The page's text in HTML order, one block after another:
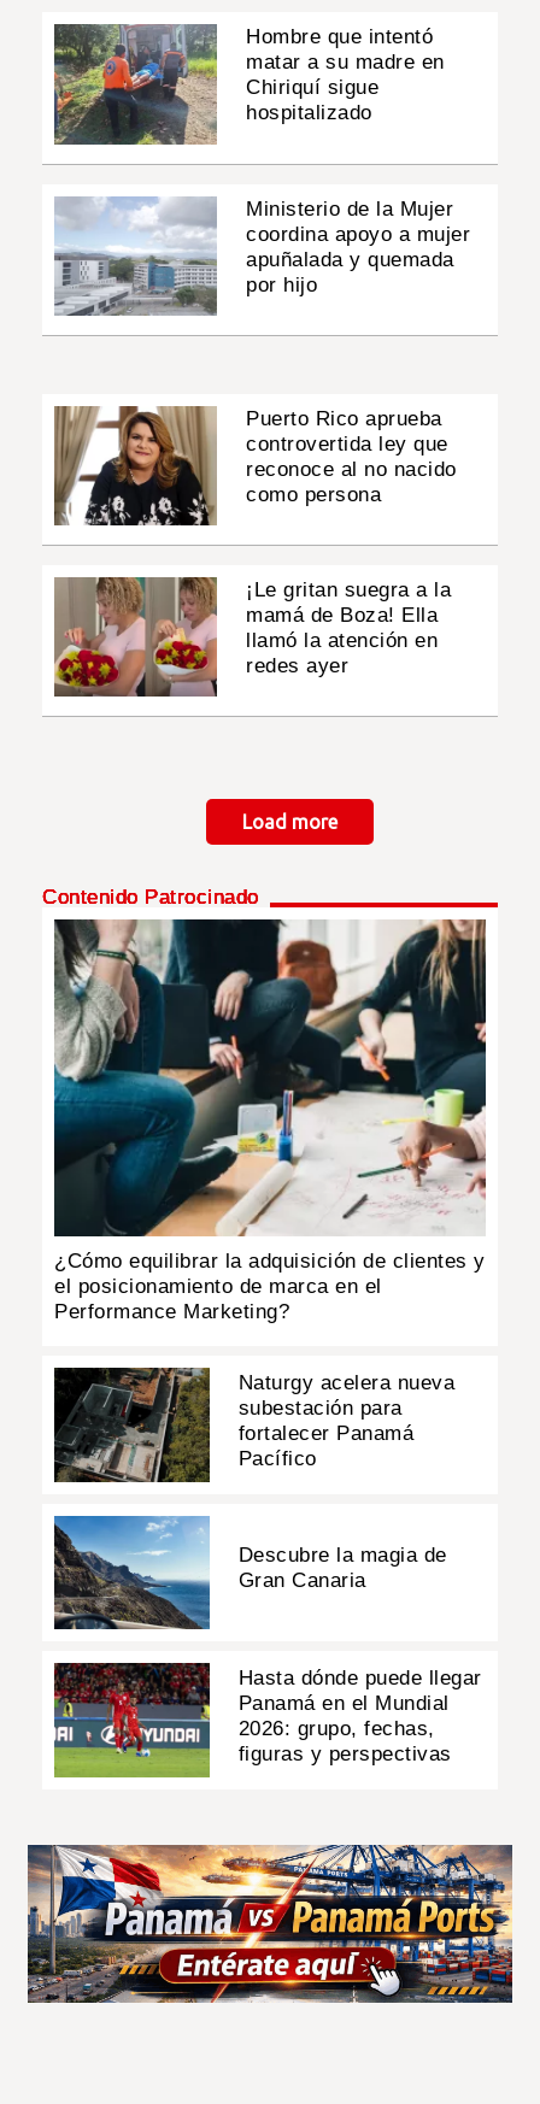
Hombre que intentó
matar a su madre en
Chiriquí sigue
hospitalizado
Ministerio de la Mujer
coordina apoyo a mujer
apuñalada y quemada
por hijo
Puerto Rico aprueba
controvertida ley que
reconoce al no nacido
como persona
¡Le gritan suegra a la
mamá de Boza! Ella
llamó la atención en
redes ayer
Load more
Contenido Patrocinado
¿Cómo equilibrar la adquisición de clientes y
el posicionamiento de marca en el
Performance Marketing?
Naturgy acelera nueva
subestación para
fortalecer Panamá
Pacífico
Descubre la magia de
Gran Canaria
Hasta dónde puede llegar
Panamá en el Mundial
2026: grupo, fechas,
figuras y perspectivas